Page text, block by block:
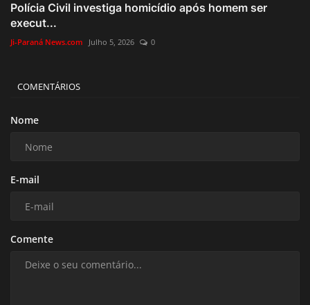
Polícia Civil investiga homicídio após homem ser
execut...
Ji-Paraná News.com Julho 5, 2026 0
COMENTÁRIOS
Nome
E-mail
Comente